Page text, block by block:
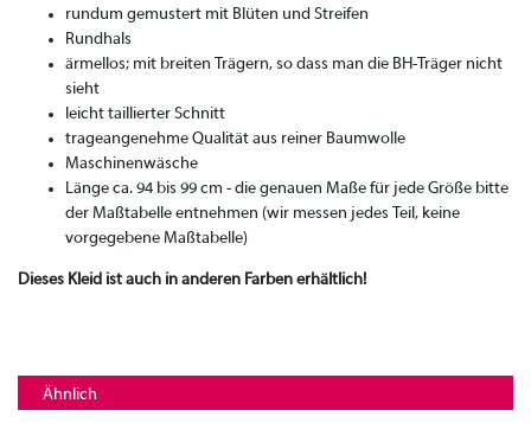
rundum gemustert mit Blüten und Streifen
Rundhals
ärmellos; mit breiten Trägern, so dass man die BH-Träger nicht
sieht
leicht taillierter Schnitt
trageangenehme Qualität aus reiner Baumwolle
Maschinenwäsche
Länge ca. 94 bis 99 cm - die genauen Maße für jede Größe bitte
der Maßtabelle entnehmen (wir messen jedes Teil, keine
vorgegebene Maßtabelle)
Dieses Kleid ist auch in anderen Farben erhältlich!
Ähnlich